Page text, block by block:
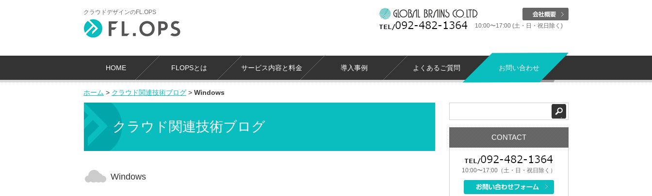
クラウドデザインのFL.OPS
10:00〜17:00 (土・日・祝日除く)
HOME FLOPSとは サービス内容と料金 導入事例 よくあるご質問 お問い合わせ
ホーム > クラウド関連技術ブログ > Windows
クラウド関連技術ブログ
Windows
CONTACT
10:00〜17:00（土・日・祝日除く）